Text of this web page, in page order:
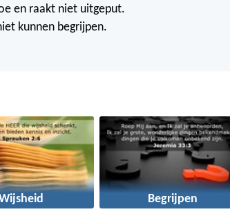
en raakt niet uitgeput.
kunnen begrijpen.
Begrijpen